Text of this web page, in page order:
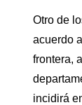
Otro de
acuerdo
frontera,
incidirá